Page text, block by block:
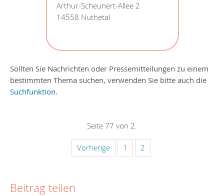
Arthur-Scheunert-Allee 2
14558 Nuthetal
Sollten Sie Nachrichten oder Pressemitteilungen zu einem
bestimmten Thema suchen, verwenden Sie bitte auch die
Suchfunktion.
Seite 77 von 2.
Vorherige 1 2
Beitrag teilen